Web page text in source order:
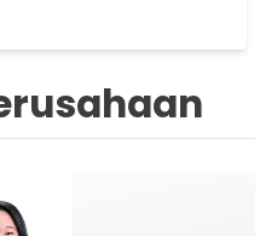
Saham
dan Direksi